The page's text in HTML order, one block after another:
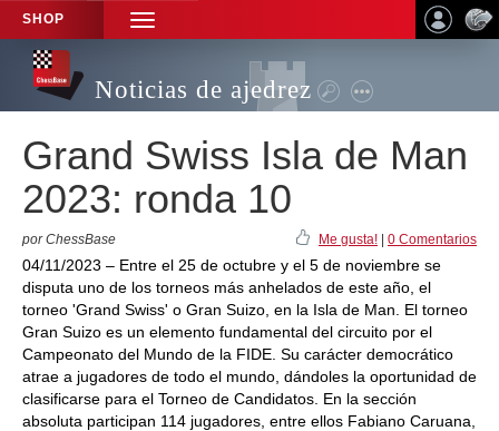
SHOP
TOGGLE
NAVIGATION
Noticias de ajedrez
Grand Swiss Isla de Man
2023: ronda 10
por ChessBase Me gusta! 0 Comentarios
04/11/2023 – Entre el 25 de octubre y el 5 de noviembre se
disputa uno de los torneos más anhelados de este año, el
torneo 'Grand Swiss' o Gran Suizo, en la Isla de Man. El torneo
Gran Suizo es un elemento fundamental del circuito por el
Campeonato del Mundo de la FIDE. Su carácter democrático
atrae a jugadores de todo el mundo, dándoles la oportunidad de
clasificarse para el Torneo de Candidatos. En la sección
absoluta participan 114 jugadores, entre ellos Fabiano Caruana,